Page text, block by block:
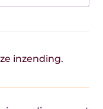
inzending.